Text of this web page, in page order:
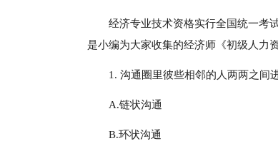
经济专业技术资格实行全国统一考
是小编为大家收集的经济师《初级人力
1. 沟通圈里彼些相邻的人两两之间
A.链状沟通
B.环状沟通